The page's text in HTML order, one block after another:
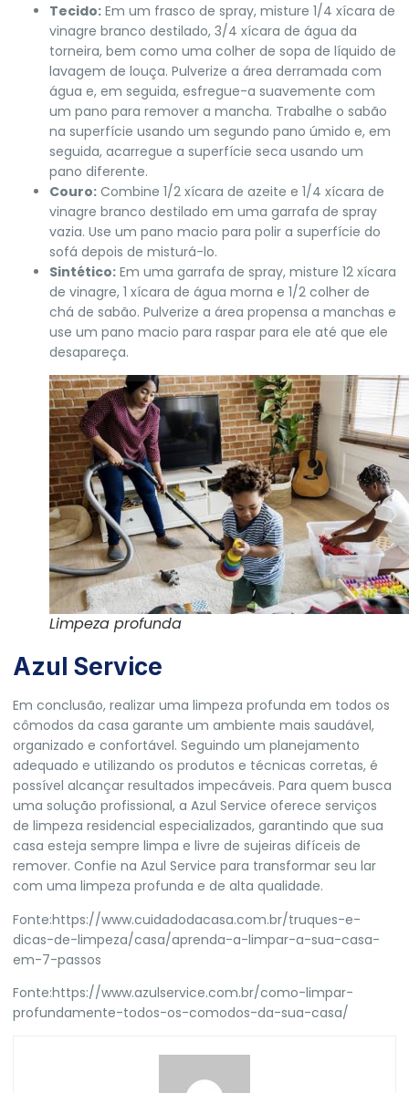
Tecido: Em um frasco de spray, misture 1/4 xícara de
vinagre branco destilado, 3/4 xícara de água da
torneira, bem como uma colher de sopa de líquido de
lavagem de louça. Pulverize a área derramada com
água e, em seguida, esfregue-a suavemente com
um pano para remover a mancha. Trabalhe o sabão
na superfície usando um segundo pano úmido e, em
seguida, acarregue a superfície seca usando um
pano diferente.
Couro: Combine 1/2 xícara de azeite e 1/4 xícara de
vinagre branco destilado em uma garrafa de spray
vazia. Use um pano macio para polir a superfície do
sofá depois de misturá-lo.
Sintético: Em uma garrafa de spray, misture 12 xícara
de vinagre, 1 xícara de água morna e 1/2 colher de
chá de sabão. Pulverize a área propensa a manchas e
use um pano macio para raspar para ele até que ele
desapareça.
Limpeza profunda
Azul Service
Em conclusão, realizar uma limpeza profunda em todos os
cômodos da casa garante um ambiente mais saudável,
organizado e confortável. Seguindo um planejamento
adequado e utilizando os produtos e técnicas corretas, é
possível alcançar resultados impecáveis. Para quem busca
uma solução profissional, a Azul Service oferece serviços
de limpeza residencial especializados, garantindo que sua
casa esteja sempre limpa e livre de sujeiras difíceis de
remover. Confie na Azul Service para transformar seu lar
com uma limpeza profunda e de alta qualidade.
Fonte:https://www.cuidadodacasa.com.br/truques-e-
dicas-de-limpeza/casa/aprenda-a-limpar-a-sua-casa-
em-7-passos
Fonte:https://www.azulservice.com.br/como-limpar-
profundamente-todos-os-comodos-da-sua-casa/